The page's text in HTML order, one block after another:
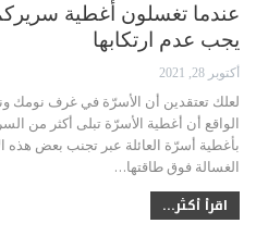
يجب عدم ارتكابها
أكتوبر 28, 2021
لعلك تعتقدين أن الأسرّة في غرف نومك
الواقع أن أغطية الأسرّة تبلى أكثر من
بأغطية أسرّة العائلة عبر تجنب بعض هذه
الغسالة فوق طاقتها…
اقرأ أكثر...